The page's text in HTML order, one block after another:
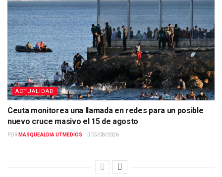
ACTUALIDAD
Ceuta monitorea una llamada en redes para un posible
nuevo cruce masivo el 15 de agosto
POR MASQUEALDIA UTMEDIOS 05/08/2026